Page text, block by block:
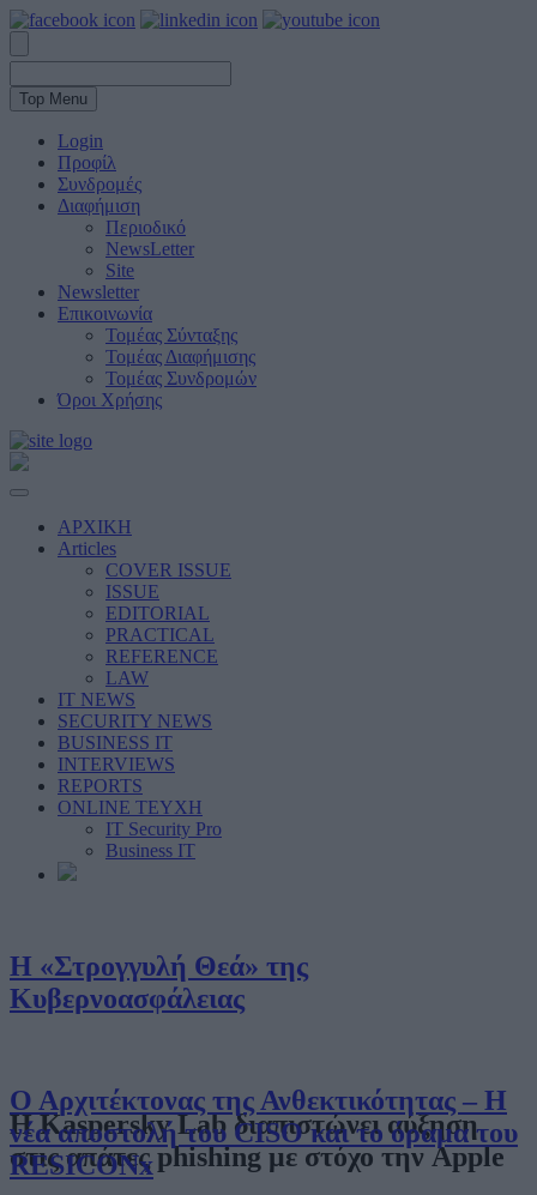
Top Menu
Login
Προφίλ
Συνδρομές
Διαφήμιση
Περιοδικό
NewsLetter
Site
Newsletter
Επικοινωνία
Τομέας Σύνταξης
Τομέας Διαφήμισης
Τομέας Συνδρομών
Όροι Χρήσης
ΑΡΧΙΚΗ
Articles
COVER ISSUE
ISSUE
EDITORIAL
PRACTICAL
REFERENCE
LAW
IT NEWS
SECURITY NEWS
BUSINESS IT
INTERVIEWS
REPORTS
ONLINE ΤΕΥΧΗ
IT Security Pro
Business IT
Η «Στρογγυλή Θεά» της
Κυβερνοασφάλειας
Ο Αρχιτέκτονας της Ανθεκτικότητας – Η
νέα αποστολή του CISO και το όραμα του
RESICONx
Η Kaspersky Lab διαπιστώνει αύξηση
στις απάτες phishing με στόχο την Apple